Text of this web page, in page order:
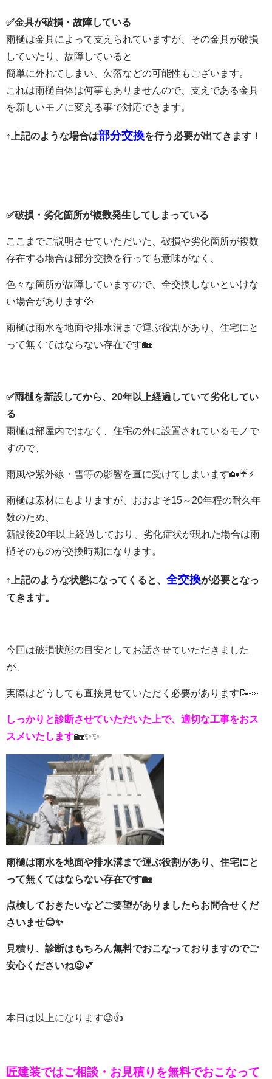
✅金具が破損・故障している
雨樋は金具によって支えられていますが、その金具が破損
していたり、故障していると
簡単に外れてしまい、欠落などの可能性もございます。
これは雨樋自体は何事もありませんので、支えである金具
を新しいモノに変える事で対応できます。
↑上記のような場合は部分交換を行う必要が出てきます！
✅破損・劣化箇所が複数発生してしまっている
ここまでご説明させていただいた、破損や劣化箇所が複数
存在する場合は部分交換を行っても意味がなく、
色々な箇所が故障していますので、 全交換しないといけな
い場合があります💦
雨樋は雨水を地面や排水溝まで運ぶ役割があり、住宅にと
って無くてはならない存在です🏡
✅雨樋を新設してから、20年以上経過していて劣化してい
る
雨樋は部屋内ではなく、住宅の外に設置されているモノで
すので、
雨風や紫外線・雪等の影響を直に受けてしまいます🏡☔⚡
雨樋は素材にもよりますが、おおよそ15～20年程の耐久年
数のため、
新設後20年以上経過しており、劣化症状が現れた場合は雨
樋そのものが交換時期になります。
↑上記のような状態になってくると、 全交換が必要となっ
てきます。
今回は破損状態の目安としてお話させていただきました
が、
実際はどうしても直接見せていただく必要があります📝👀
しっかりと診断させていただいた上で、適切な工事をおス
スメいたします🏡✨✨
雨樋は雨水を地面や排水溝まで運ぶ役割があり、住宅にと
って無くてはならない存在です🏡
点検しておきたいなどご要望がありましたらお問合せくだ
さいませ😊✨
見積り、診断はもちろん無料でおこなっておりますのでご
安心くださいね😉💕
本日は以上になります😉👍
匠建装ではご相談・お見積りを無料でおこなって